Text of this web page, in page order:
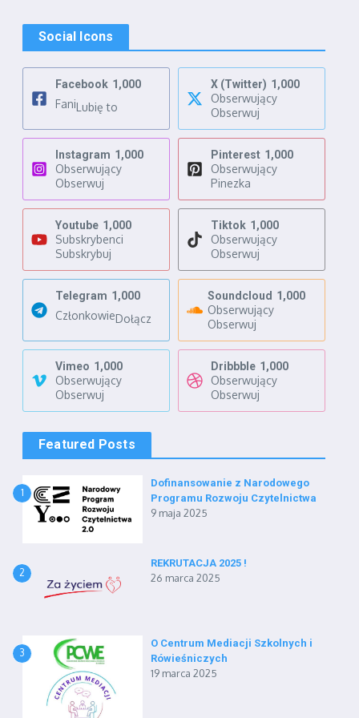
Social Icons
Facebook 1,000
FaniLubię to
X (Twitter) 1,000
Obserwujący
Obserwuj
Instagram 1,000
Obserwujący
Obserwuj
Pinterest 1,000
Obserwujący
Pinezka
Youtube 1,000
Subskrybenci
Subskrybuj
Tiktok 1,000
Obserwujący
Obserwuj
Telegram 1,000
CzłonkowieDołącz
Soundcloud 1,000
Obserwujący
Obserwuj
Vimeo 1,000
Obserwujący
Obserwuj
Dribbble 1,000
Obserwujący
Obserwuj
Featured Posts
1
Dofinansowanie z Narodowego
Programu Rozwoju Czytelnictwa
9 maja 2025
2
REKRUTACJA 2025 !
26 marca 2025
3
O Centrum Mediacji Szkolnych i
Rówieśniczych
19 marca 2025